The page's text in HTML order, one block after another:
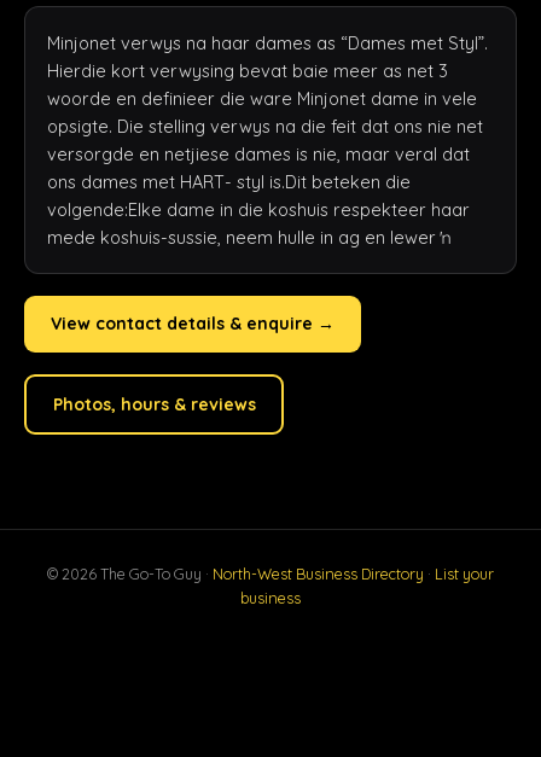
Minjonet verwys na haar dames as “Dames met Styl”.
Hierdie kort verwysing bevat baie meer as net 3
woorde en definieer die ware Minjonet dame in vele
opsigte. Die stelling verwys na die feit dat ons nie net
versorgde en netjiese dames is nie, maar veral dat
ons dames met HART- styl is.Dit beteken die
volgende:Elke dame in die koshuis respekteer haar
mede koshuis-sussie, neem hulle in ag en lewer ŉ
View contact details & enquire →
Photos, hours & reviews
© 2026 The Go-To Guy · North-West Business Directory · List your
business